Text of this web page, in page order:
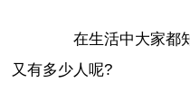
在生活中大家都知
又有多少人呢?